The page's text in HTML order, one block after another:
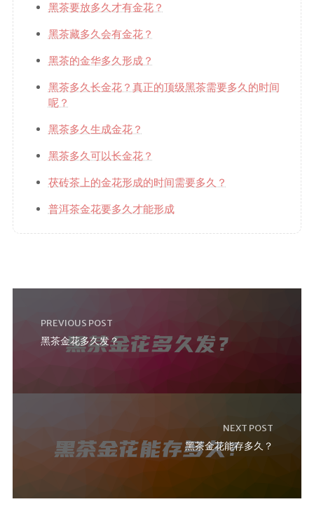
黑茶要放多久才有金花？
黑茶藏多久会有金花？
黑茶的金华多久形成？
黑茶多久长金花？真正的顶级黑茶需要多久的时间
呢？
黑茶多久生成金花？
黑茶多久可以长金花？
茯砖茶上的金花形成的时间需要多久？
普洱茶金花要多久才能形成
PREVIOUS POST
黑茶金花多久发？
NEXT POST
黑茶金花能存多久？